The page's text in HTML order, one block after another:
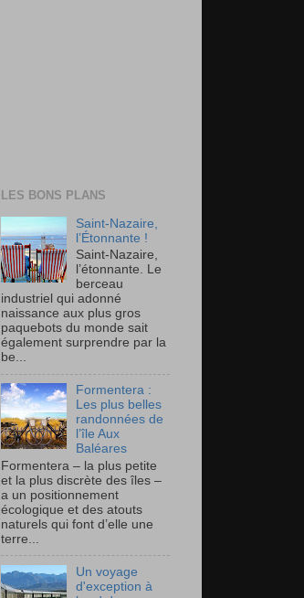
LES BONS PLANS
Saint-Nazaire,
l’Étonnante !
Saint-Nazaire,
l’étonnante. Le
berceau
industriel qui adonné
naissance aux plus gros
paquebots du monde sait
également surprendre par la
be...
Formentera :
Les plus belles
randonnées de
l’île Aux
Baléares
Formentera – la plus petite
et la plus discrète des îles –
a un positionnement
écologique et des atouts
naturels qui font d’elle une
terre...
Un voyage
d'exception à